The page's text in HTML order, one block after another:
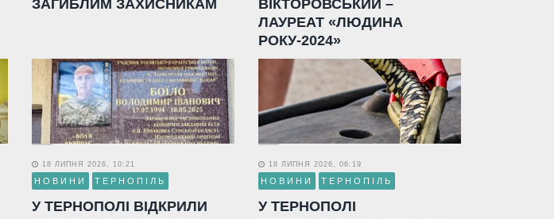
ЗАГИБЛИМ ЗАХИСНИКАМ
ВІКТОРОВСЬКИЙ –
ЛАУРЕАТ «ЛЮДИНА
РОКУ-2024»
18 ЛИПНЯ 2026, 10:21
НОВИНИ ТЕРНОПІЛЬ
У ТЕРНОПОЛІ ВІДКРИЛИ
18 ЛИПНЯ 2026, 06:19
НОВИНИ ТЕРНОПІЛЬ
У ТЕРНОПОЛІ